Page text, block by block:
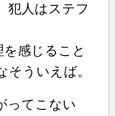
犯人はステフ
感じること
そういえば。
ってこない